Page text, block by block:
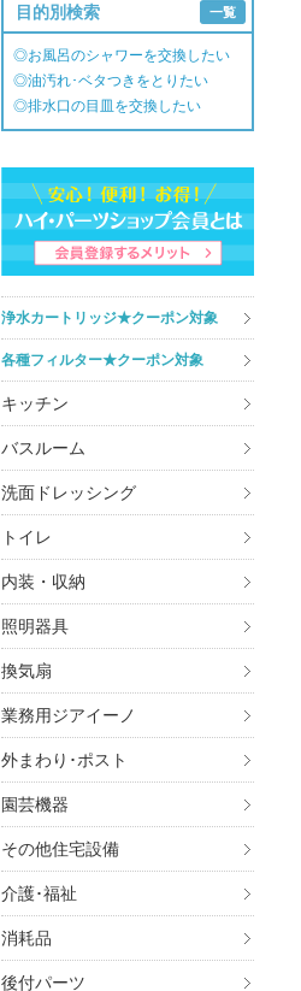
目的別検索 一覧
◎お風呂のシャワーを交換したい
◎油汚れ･ベタつきをとりたい
◎排水口の目皿を交換したい
浄水カートリッジ★クーポン対象
各種フィルター★クーポン対象
キッチン
バスルーム
洗面ドレッシング
トイレ
内装・収納
照明器具
換気扇
業務用ジアイーノ
外まわり･ポスト
園芸機器
その他住宅設備
介護･福祉
消耗品
後付パーツ